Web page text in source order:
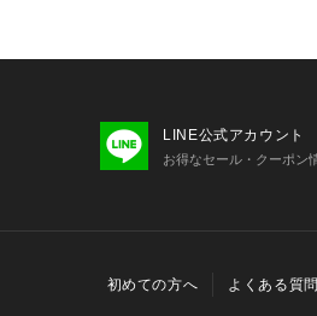
LINE公式アカウント
お得なセール・クーポン
初めての方へ よくある質